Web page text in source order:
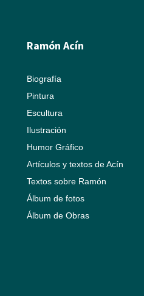
Ramón Acín
Biografía
Pintura
Escultura
Ilustración
Humor Gráfico
Artículos y textos de Acín
Textos sobre Ramón
Álbum de fotos
Álbum de Obras